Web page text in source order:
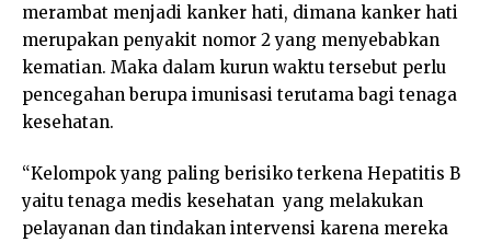
merambat menjadi kanker hati, dimana kanker hati
merupakan penyakit nomor 2 yang menyebabkan
kematian. Maka dalam kurun waktu tersebut perlu
pencegahan berupa imunisasi terutama bagi tenaga
kesehatan.
“Kelompok yang paling berisiko terkena Hepatitis B
yaitu tenaga medis kesehatan yang melakukan
pelayanan dan tindakan intervensi karena mereka